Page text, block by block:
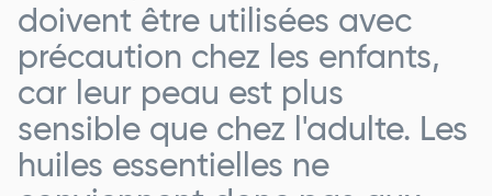
doivent être utilisées avec
précaution chez les enfants,
car leur peau est plus
sensible que chez l'adulte. Les
huiles essentielles ne